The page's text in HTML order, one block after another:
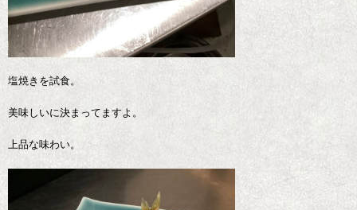
塩焼きを試食。
美味しいに決まってますよ。
上品な味わい。